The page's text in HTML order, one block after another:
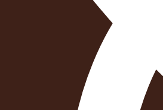
איזה פורמט בא לך?